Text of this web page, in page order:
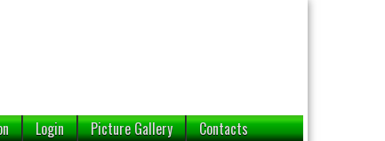
Login Picture Gallery Contacts